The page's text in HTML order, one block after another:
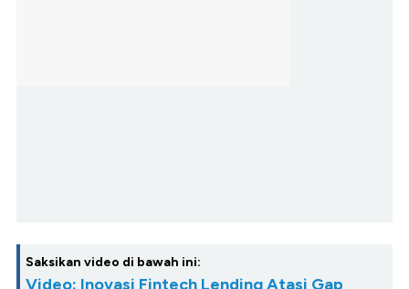
Saksikan video di bawah ini:
Video: Inovasi Fintech Lending Atasi Gap